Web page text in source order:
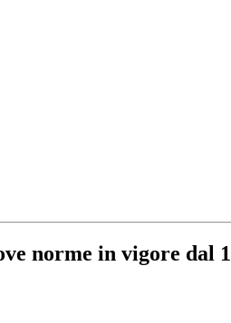
norme in vigore dal